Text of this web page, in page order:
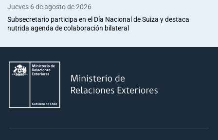
Jueves 6 de agosto de 2026
Subsecretario participa en el Día Nacional de Suiza y destaca
nutrida agenda de colaboración bilateral